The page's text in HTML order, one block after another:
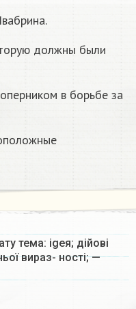
должны были
в борьбе за
тема: igeя; дійові
вираз- ності; —